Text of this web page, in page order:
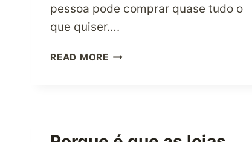
pessoa pode comprar quase tudo o
que quiser….
READ MOREEXPERIMENTA